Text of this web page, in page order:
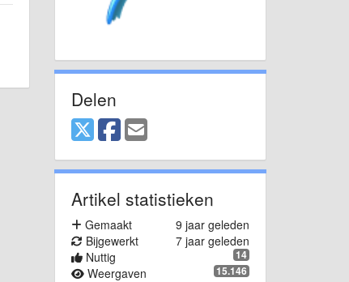
Delen
Artikel statistieken
9 jaar geleden
Gemaakt
7 jaar geleden
Bijgewerkt
14
Nuttig
15.146
Weergaven